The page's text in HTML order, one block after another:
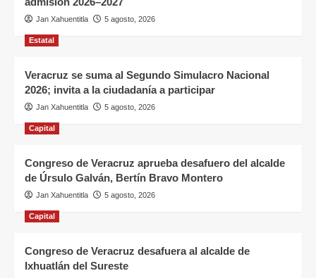
Jan Xahuentitla 5 agosto, 2026
Estatal
Veracruz se suma al Segundo Simulacro Nacional
2026; invita a la ciudadanía a participar
Jan Xahuentitla 5 agosto, 2026
Capital
Congreso de Veracruz aprueba desafuero del alcalde
de Úrsulo Galván, Bertín Bravo Montero
Jan Xahuentitla 5 agosto, 2026
Capital
Congreso de Veracruz desafuera al alcalde de
Ixhuatlán del Sureste